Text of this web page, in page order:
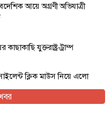
আয়ে অগ্রণী অভিযাত্রী
যুক্তরাষ্ট্র-ট্রাম্প
ক্লিক মাউস নিয়ে এলো